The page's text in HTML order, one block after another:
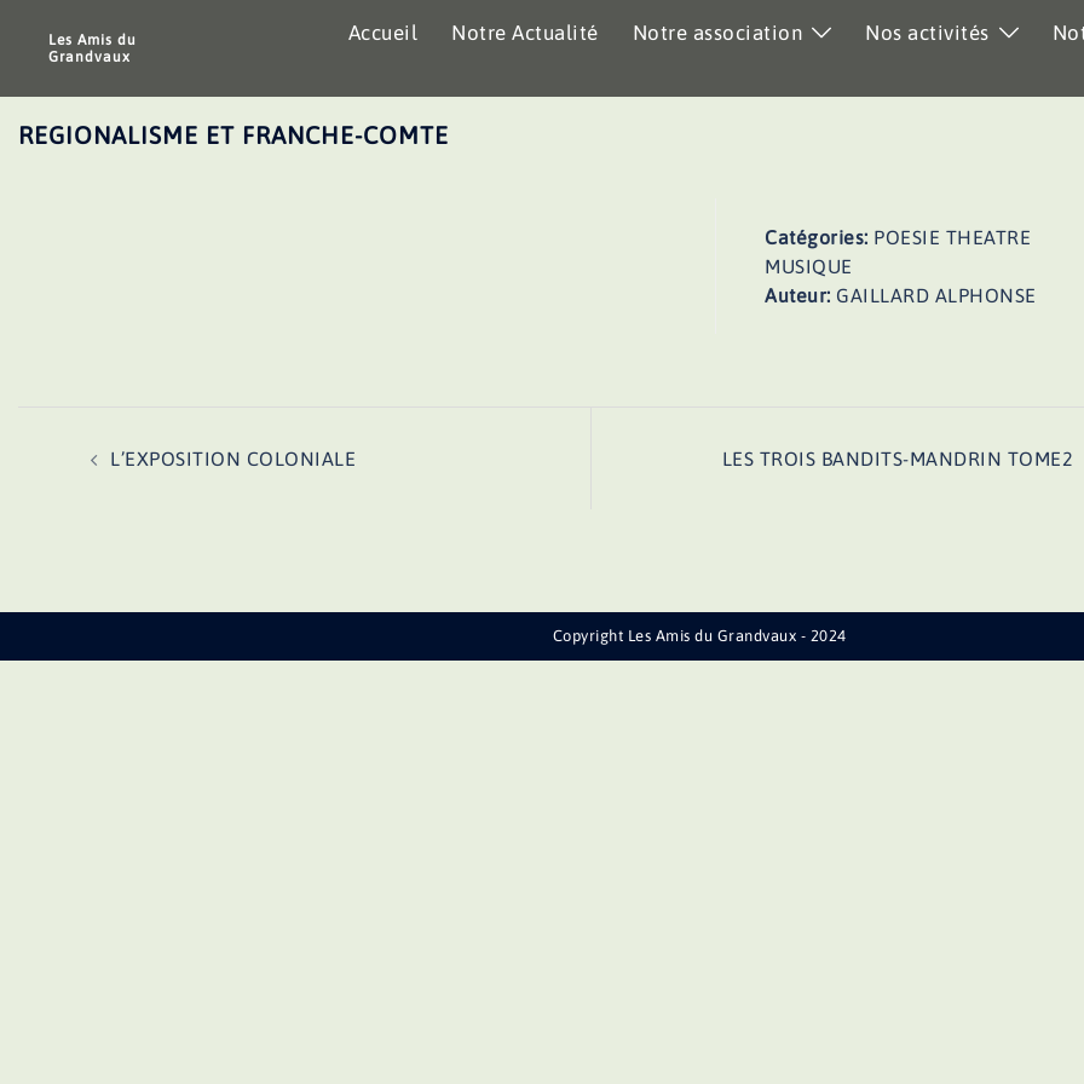
Les Amis du
Grandvaux
Accueil Notre Actualité Notre association Nos activités
REGIONALISME ET FRANCHE-COMTE
Catégories: POESIE THEATRE
MUSIQUE
Auteur: GAILLARD ALPHONSE
L’EXPOSITION COLONIALE LES TROIS BANDITS-MANDRIN TOME2
Copyright Les Amis du Grandvaux - 2024